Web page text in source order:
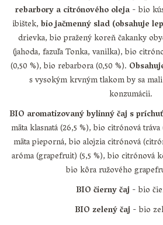
rebarbory a citrónového oleja- bio
ibištek,bio jačmenný slad (obsahuje
drievka, bio pražený koreň čakanky
(jahoda, fazuľa Tonka, vanilka), bio
(0,50 %), bio rebarbora (0,50 %).
s vysokým krvným tlakom by sa
konzumácii.
BIO aromatizovaný bylinný čaj s
mäta klasnatá (26,5 %), bio citrónová
mäta pieporná, bio alojzia citrónová
aróma (grapefruit) (5,5 %), bio citrónová
bio kôra ružového
BIO čierny čaj - bio
BIO zelený čaj - bio